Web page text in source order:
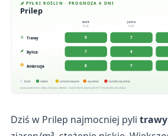
PYŁKI ROŚLIN · PROGNOZA 4 DNI
Prilep
dziś
8.08
jutro
9.08
Trawy 9 7
Bylica 7 4
Ambrozja 8 7
brak niskie umiarkowane wysokie bardzo wysokie
poza sezonem: olcha, brzoza, oliwka · wartości w ziarnach/m³ (maksimum dnia)
Dziś w Prilep najmocniej pyli trawy